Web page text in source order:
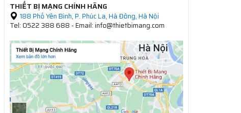
THIẾT BỊ MẠNG CHÍNH HÃNG
188 Phố Yên Bình, P. Phúc La, Hà Đông, Hà Nội
Tel: 0522 388 688 - Email: info@thietbimang.com